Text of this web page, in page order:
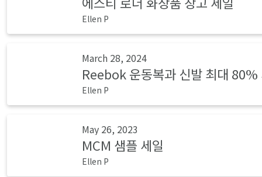
Ellen P
March 28, 2024
Reebok 운동복과 신발 최대 80%
Ellen P
May 26, 2023
MCM 샘플 세일
Ellen P